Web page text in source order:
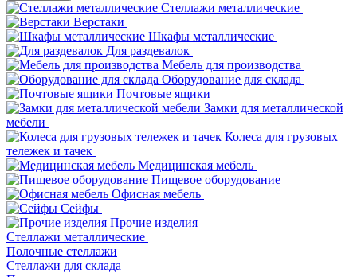
Стеллажи металлические
Верстаки
Шкафы металлические
Для раздевалок
Мебель для производства
Оборудование для склада
Почтовые ящики
Замки для металлической
мебели
Колеса для грузовых
тележек и тачек
Медицинская мебель
Пищевое оборудование
Офисная мебель
Сейфы
Прочие изделия
Стеллажи металлические
Полочные стеллажи
Стеллажи для склада